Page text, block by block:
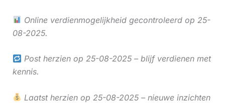
Online verdienmogelijkheid gecontroleerd op 25-
08-2025.
Post herzien op 25-08-2025 – blijf verdienen met
kennis.
Laatst herzien op 25-08-2025 – nieuwe inzichten